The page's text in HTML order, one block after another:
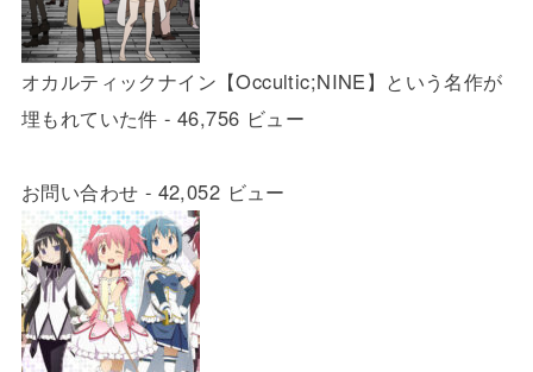
オカルティックナイン【Occultic;NINE】という名作が
埋もれていた件 - 46,756 ビュー
お問い合わせ - 42,052 ビュー